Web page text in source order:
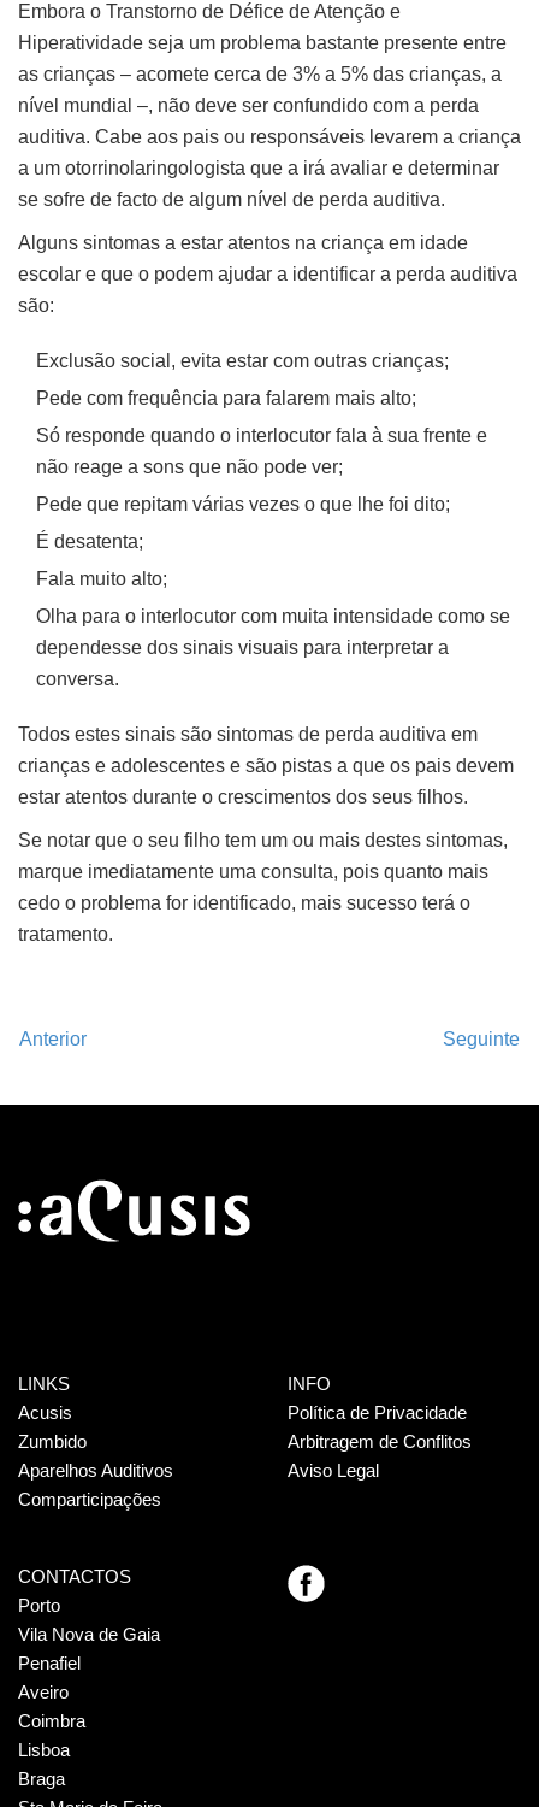
Embora o Transtorno de Défice de Atenção e
Hiperatividade seja um problema bastante presente entre
as crianças – acomete cerca de 3% a 5% das crianças, a
nível mundial –, não deve ser confundido com a perda
auditiva. Cabe aos pais ou responsáveis levarem a criança
a um otorrinolaringologista que a irá avaliar e determinar
se sofre de facto de algum nível de perda auditiva.
Alguns sintomas a estar atentos na criança em idade
escolar e que o podem ajudar a identificar a perda auditiva
são:
Exclusão social, evita estar com outras crianças;
Pede com frequência para falarem mais alto;
Só responde quando o interlocutor fala à sua frente e
não reage a sons que não pode ver;
Pede que repitam várias vezes o que lhe foi dito;
É desatenta;
Fala muito alto;
Olha para o interlocutor com muita intensidade como se
dependesse dos sinais visuais para interpretar a
conversa.
Todos estes sinais são sintomas de perda auditiva em
crianças e adolescentes e são pistas a que os pais devem
estar atentos durante o crescimentos dos seus filhos.
Se notar que o seu filho tem um ou mais destes sintomas,
marque imediatamente uma consulta, pois quanto mais
cedo o problema for identificado, mais sucesso terá o
tratamento.
Anterior Seguinte
LINKS
Acusis
Zumbido
Aparelhos Auditivos
Comparticipações
INFO
Política de Privacidade
Arbitragem de Conflitos
Aviso Legal
CONTACTOS
Porto
Vila Nova de Gaia
Penafiel
Aveiro
Coimbra
Lisboa
Braga